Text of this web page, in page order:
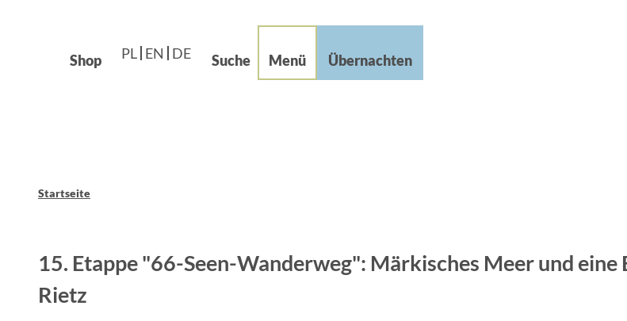
Shop PL EN DE Suche Menü Übernachten
Leichte Sprache
Startseite
15. Etappe "66-Seen-Wanderweg": Märkisches Meer und eine
Rietz